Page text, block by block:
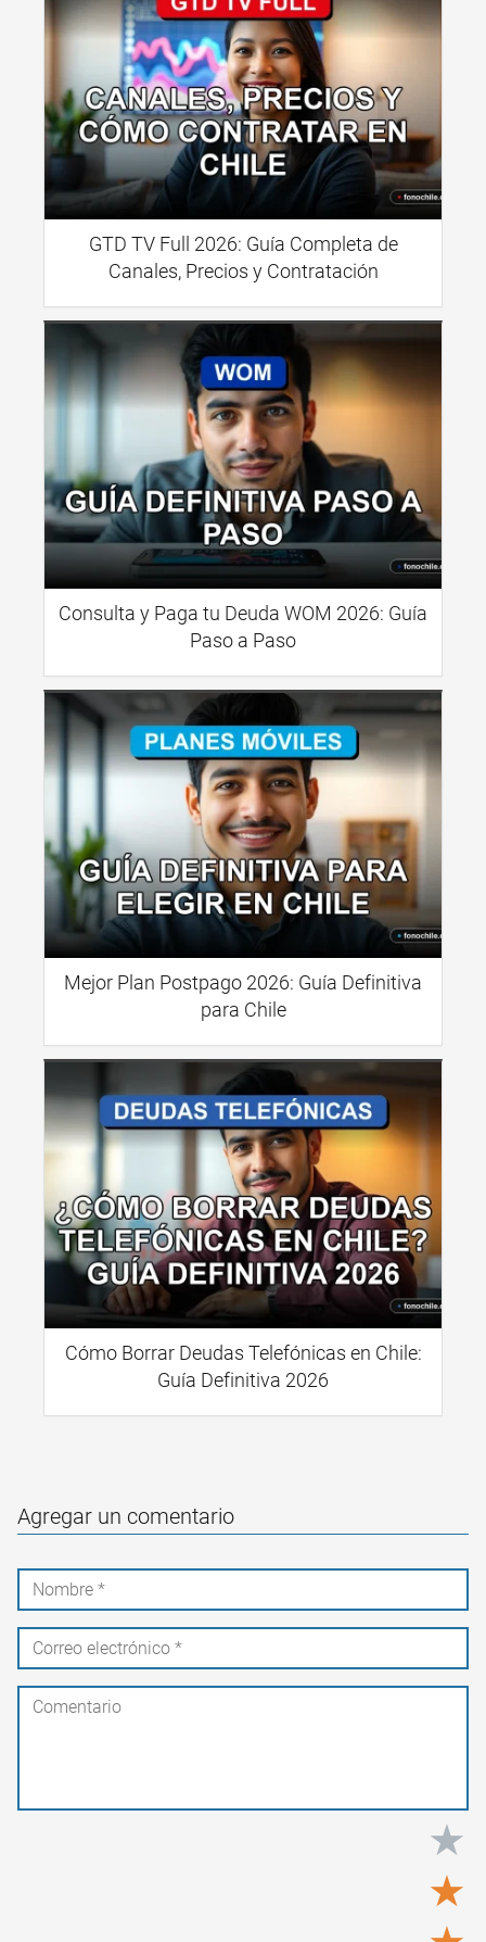
GTD TV Full 2026: Guía Completa de
Canales, Precios y Contratación
Consulta y Paga tu Deuda WOM 2026: Guía
Paso a Paso
Mejor Plan Postpago 2026: Guía Definitiva
para Chile
Cómo Borrar Deudas Telefónicas en Chile:
Guía Definitiva 2026
Agregar un comentario
★
★